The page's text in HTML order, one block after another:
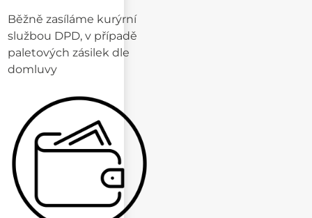
Běžně zasíláme kurýrní
službou DPD, v případě
paletových zásilek dle
domluvy